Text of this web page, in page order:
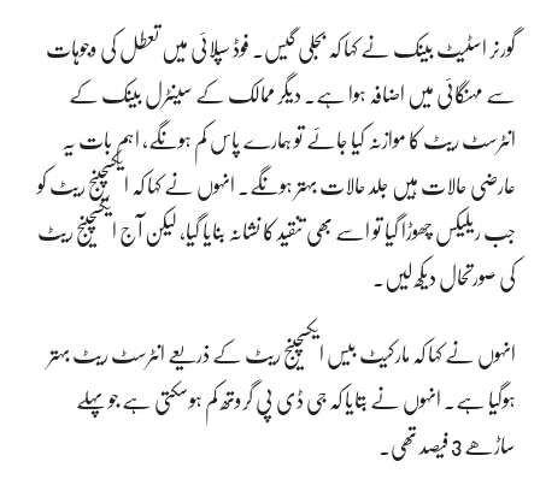
گورنر اسٹیٹ بینک نے کہا کہ بجلی گیس۔ فوڈ سپلائی میں تعطل کی وجوہات
سے مہنگائی میں اضافہ ہوا ہے۔ دیگر ممالک کے سینٹرل بینک کے
انٹرسٹ ریٹ کا موازنہ کیا جائے تو ہمارے پاس کم ہونگے، اہم بات یہ
عارضی حالات ہیں جلد حالات بہتر ہونگے۔ انہوں نے کہا کہ ایکسچینج ریٹ کو
جب ریلیکس چھوڑا گیا تو اسے بھی تنقید کا نشانہ بنایا گیا، لیکن آج ایکسچینج ریٹ
کی صورتحال دیکھ لیں۔
انہوں نے کہا کہ مارکیٹ بیس ایکسچینج ریٹ کے ذریعے انٹرسٹ ریٹ بہتر
ہوگیا ہے۔ انہوں نے بتایا کہ جی ڈی پی گروتھ کم ہوسکتی ہے جو پہلے
ساڑھے 3 فیصد تھی۔